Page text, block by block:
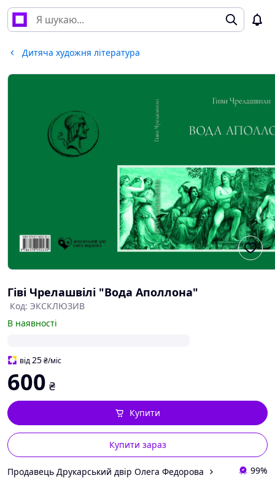
Дитяча художня література
Гіві Чрелашвілі "Вода Аполлона"
Код: ЭКСКЛЮЗИВ
В наявності
від25₴/міс
600 ₴
Купити зараз
Купити
Продавець Друкарський двір Олега Федорова 99%